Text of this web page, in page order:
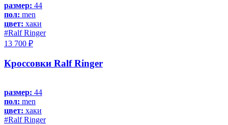
размер: 44
пол: men
цвет: хаки
#Ralf Ringer
13 700 ₽
Кроссовки Ralf Ringer
размер: 44
пол: men
цвет: хаки
#Ralf Ringer